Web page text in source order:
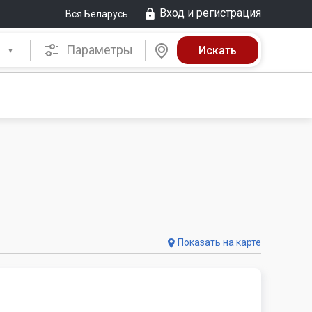
Вся Беларусь Вход и регистрация
Параметры
Показать на карте